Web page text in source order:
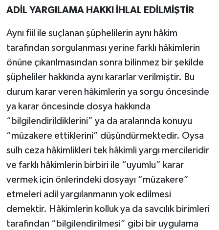
ADİL YARGILAMA HAKKI İHLAL EDİLMİŞTİR
Aynı fiil ile suçlanan şüphelilerin aynı hâkim
tarafından sorgulanması yerine farklı hâkimlerin
önüne çıkarılmasından sonra bilinmez bir şekilde
şüpheliler hakkında aynı kararlar verilmiştir. Bu
durum karar veren hâkimlerin ya sorgu öncesinde
ya karar öncesinde dosya hakkında
“bilgilendirildiklerini” ya da aralarında konuyu
“müzakere ettiklerini” düşündürmektedir. Oysa
sulh ceza hâkimlikleri tek hâkimli yargı mercileridir
ve farklı hâkimlerin birbiri ile “uyumlu” karar
vermek için önlerindeki dosyayı “müzakere”
etmeleri adil yargılanmanın yok edilmesi
demektir. Hâkimlerin kolluk ya da savcılık birimleri
tarafından “bilgilendirilmesi” gibi bir uygulama